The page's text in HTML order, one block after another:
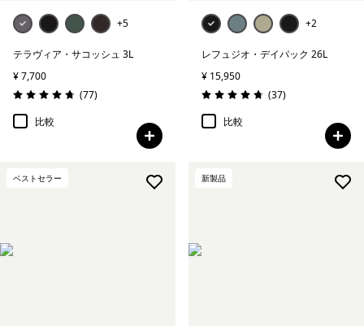
+5
テラヴィア・サコッシュ 3L
¥ 7,700
評価: 4.7 / 5
(77レビュー
)
比較
+2
レフュジオ・デイパック 26L
¥ 15,950
評価: 4.7 / 5
(37レビュー
)
比較
ベストセラー 新製品